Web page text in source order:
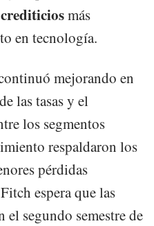
más
en tecnología.
mejorando en
las tasas y el
los segmentos
respaldaron los
pérdidas
espera que las
el segundo semestre de